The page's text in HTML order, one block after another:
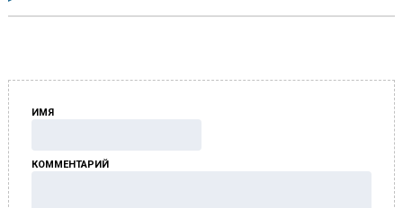
ИМЯ
КОММЕНТАРИЙ